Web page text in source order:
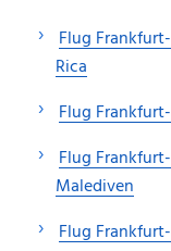
Flug
Rica
Flug
Flug Frankfurt-
Malediven
Flug